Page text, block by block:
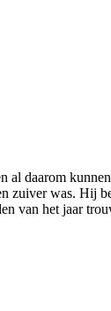
daarom
was. Hij
van het jaar